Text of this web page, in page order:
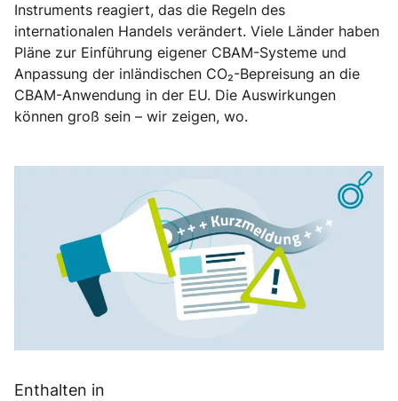
Instruments reagiert, das die Regeln des
internationalen Handels verändert. Viele Länder haben
Pläne zur Einführung eigener CBAM-Systeme und
Anpassung der inländischen CO₂-Bepreisung an die
CBAM-Anwendung in der EU. Die Auswirkungen
können groß sein – wir zeigen, wo.
Enthalten in